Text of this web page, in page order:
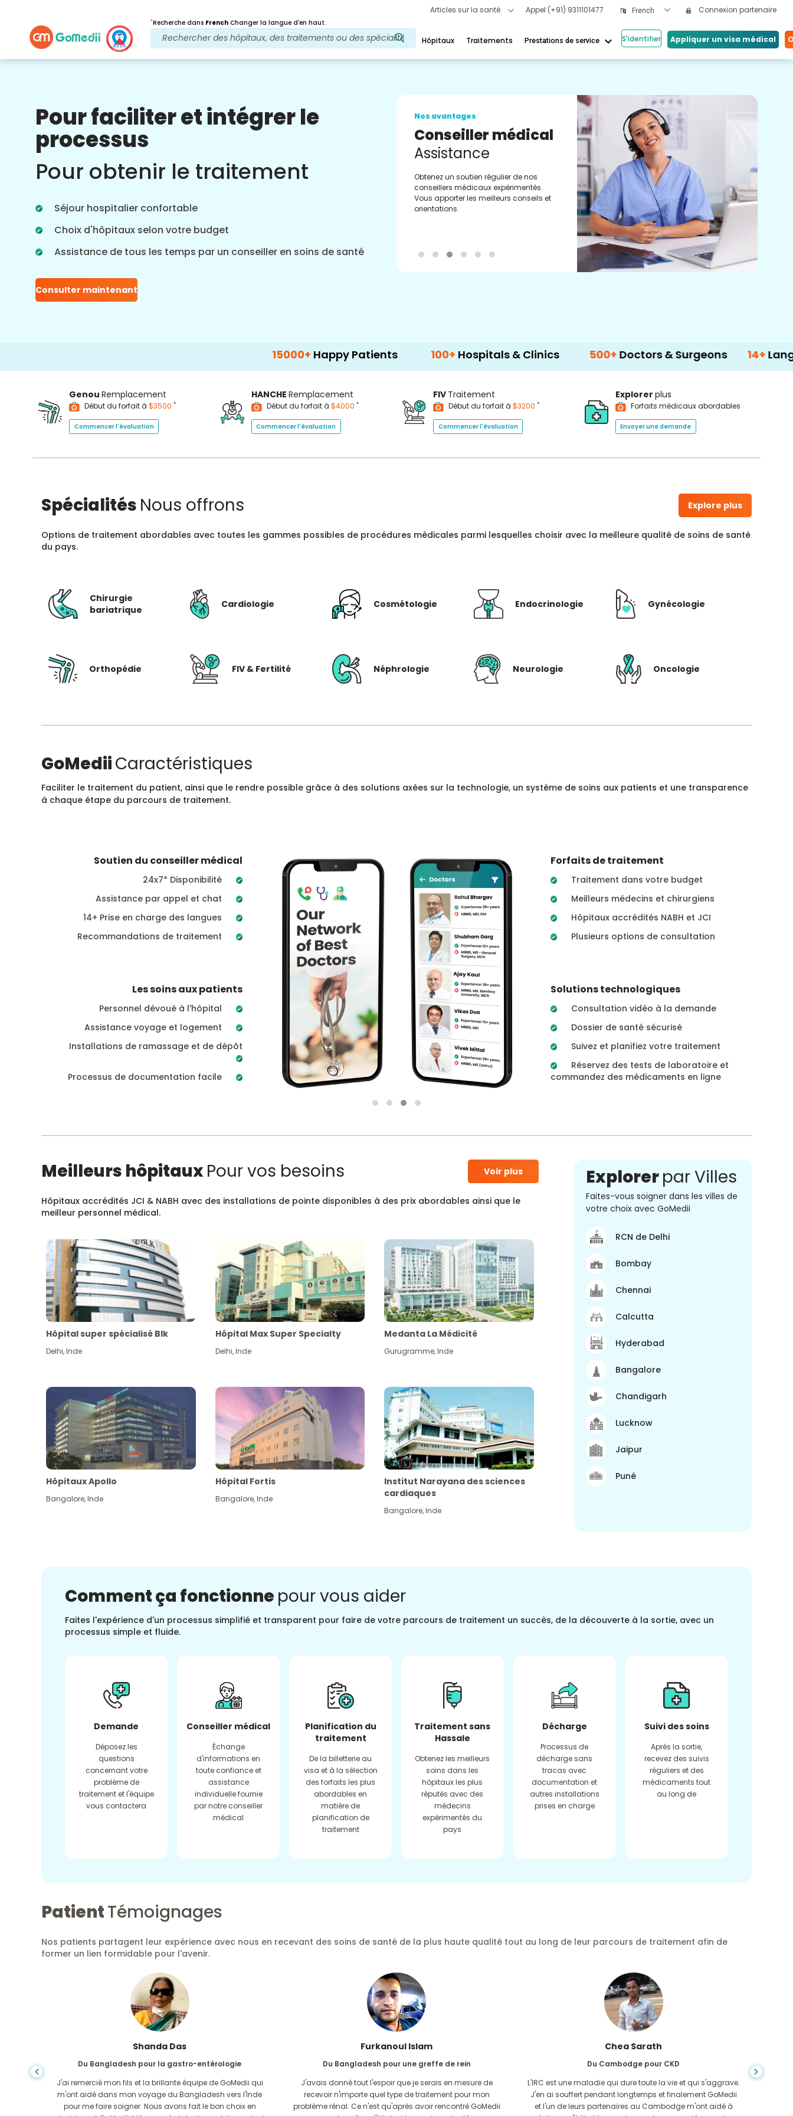
Articles sur la santé Appel (+91) 9311101477 French Connexion partenaire
*Recherche dans French Changer la langue d'en haut.
Hôpitaux Traitements Prestations de service keyboard_arrow_down S'identifier Appliquer un visa médical
Pour faciliter et intégrer le
processus
Pour obtenir le traitement
Séjour hospitalier confortable
Choix d'hôpitaux selon votre budget
Assistance de tous les temps par un conseiller en soins de santé
Consulter maintenant
Nos avantages
Après traitement
Suivi des soins
Bénéficiez d'une assistance médicale et
vos problèmes à tout moment. Mises à
traitement.
Nos avantages
Conseiller médical
Assistance
Obtenez un soutien régulier de nos
conseillers médicaux expérimentés.
Vous apporter les meilleurs conseils et
orientations.
15000+Happy Patients Hospitals & Clinics 500+ Doctors & Surgeons 14+
Genou Remplacement
Début du forfait à $3500 *
Commencer l'évaluation
HANCHE Remplacement
Début du forfait à $4000 *
Commencer l'évaluation
FIV Traitement
Début du forfait à $3200 *
Commencer l'évaluation
Explorer plus
Forfaits médicaux abordables
Envoyer une demande
Spécialités Nous offrons Explore plus
Options de traitement abordables avec toutes les gammes possibles de procédures médicales parmi lesquelles choisir avec la meilleure qualité de soins de santé
du pays.
Chirurgie
bariatrique
Cardiologie Cosmétologie Endocrinologie Gynécologie
Orthopédie FIV & Fertilité Néphrologie Neurologie Oncologie
GoMediiCaractéristiques
Faciliter le traitement du patient, ainsi que le rendre possible grâce à des solutions axées sur la technologie, un système de soins aux patients et une transparence
à chaque étape du parcours de traitement.
Soutien du conseiller médical
24x7* Disponibilité
Assistance par appel et chat
14+ Prise en charge des langues
Recommandations de traitement
Les soins aux patients
Personnel dévoué à l'hôpital
Assistance voyage et logement
Installations de ramassage et de dépôt
Processus de documentation facile
Forfaits de traitement
Traitement dans votre budget
Meilleurs médecins et chirurgiens
Hôpitaux accrédités NABH et JCI
Plusieurs options de consultation
Solutions technologiques
Consultation vidéo à la demande
Dossier de santé sécurisé
Suivez et planifiez votre traitement
Réservez des tests de laboratoire et
commandez des médicaments en ligne
Meilleurs hôpitauxPour vos besoins Voir plus
Hôpitaux accrédités JCI & NABH avec des installations de pointe disponibles à des prix abordables ainsi que le
meilleur personnel médical.
Hôpital super spécialisé Blk
Delhi,Inde
Hôpital Max Super Specialty
Delhi,Inde
Medanta La Médicité
Gurugramme,Inde
Hôpitaux Apollo
Bangalore,Inde
Hôpital Fortis
Bangalore,Inde
Institut Narayana des sciences
cardiaques
Bangalore,Inde
Explorerpar Villes
Faites-vous soigner dans les villes de
votre choix avec GoMedii
RCN de Delhi
Bombay
Chennai
Calcutta
Hyderabad
Bangalore
Chandigarh
Lucknow
Jaipur
Puné
Comment ça fonctionne pour vous aider
Faites l'expérience d'un processus simplifié et transparent pour faire de votre parcours de traitement un succès, de la découverte à la sortie, avec un
processus simple et fluide.
Demande
Déposez les
questions
concernant votre
problème de
traitement et l'équipe
vous contactera
Conseiller médical
Échange
d'informations en
toute confiance et
assistance
individuelle fournie
par notre conseiller
médical
Planification du
traitement
De la billetterie au
visa et à la sélection
des forfaits les plus
abordables en
matière de
planification de
traitement
Traitement sans
Hassale
Obtenez les meilleurs
soins dans les
hôpitaux les plus
réputés avec des
médecins
expérimentés du
pays
Décharge
Processus de
décharge sans
tracas avec
documentation et
autres installations
prises en charge
Suivi des soins
Après la sortie,
recevez des suivis
réguliers et des
médicaments tout
au long de
PatientTémoignages
Nos patients partagent leur expérience avec nous en recevant des soins de santé de la plus haute qualité tout au long de leur parcours de traitement afin de
former un lien formidable pour l'avenir.
Shanda Das
Du Bangladesh pour la gastro-entérologie
J'ai remercié mon fils et la brillante équipe de GoMedii qui
m'ont aidé dans mon voyage du Bangladesh vers l'Inde
pour me faire soigner. Nous avons fait le bon choix en
Furkanoul Islam
Du Bangladesh pour une greffe de rein
J'avais donné tout l'espoir que je serais en mesure de
recevoir n'importe quel type de traitement pour mon
problème rénal. Ce n'est qu'après avoir rencontré GoMedii
Chea Sarath
Du Cambodge pour CKD
L'IRC est une maladie qui dure toute la vie et qui s'aggrave.
J'en ai souffert pendant longtemps et finalement GoMedii
et l'un de leurs partenaires au Cambodge m'ont aidé à